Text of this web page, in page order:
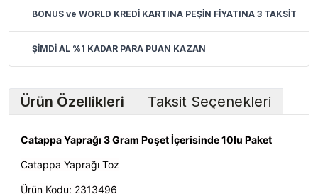
BONUS ve WORLD KREDİ KARTINA PEŞİN FİYATINA 3 TAKSİT
ŞİMDİ AL %1 KADAR PARA PUAN KAZAN
Ürün Özellikleri Taksit Seçenekleri
Catappa Yaprağı 3 Gram Poşet İçerisinde 10lu Paket
Catappa Yaprağı Toz
Ürün Kodu: 2313496